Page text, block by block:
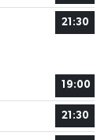
21:30
19:00
21:30